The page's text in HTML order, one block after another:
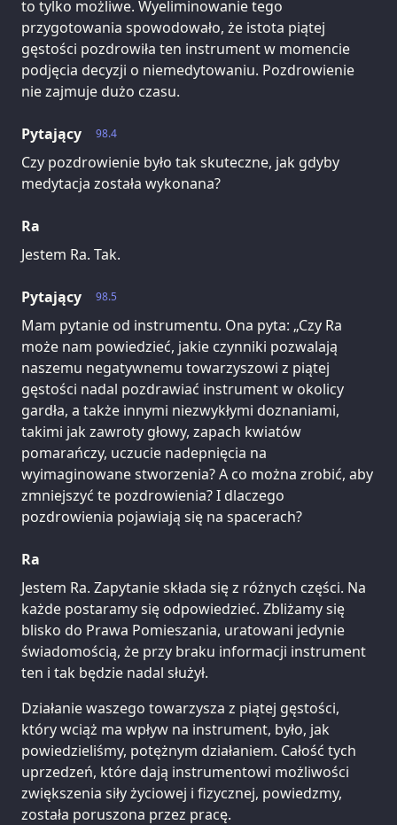
to tylko możliwe. Wyeliminowanie tego
przygotowania spowodowało, że istota piątej
gęstości pozdrowiła ten instrument w momencie
podjęcia decyzji o niemedytowaniu. Pozdrowienie
nie zajmuje dużo czasu.
98.4
Pytający
Czy pozdrowienie było tak skuteczne, jak gdyby
medytacja została wykonana?
Ra
Jestem Ra. Tak.
98.5
Pytający
Mam pytanie od instrumentu. Ona pyta: „Czy Ra
może nam powiedzieć, jakie czynniki pozwalają
naszemu negatywnemu towarzyszowi z piątej
gęstości nadal pozdrawiać instrument w okolicy
gardła, a także innymi niezwykłymi doznaniami,
takimi jak zawroty głowy, zapach kwiatów
pomarańczy, uczucie nadepnięcia na
wyimaginowane stworzenia? A co można zrobić, aby
zmniejszyć te pozdrowienia? I dlaczego
pozdrowienia pojawiają się na spacerach?
Ra
Jestem Ra. Zapytanie składa się z różnych części. Na
każde postaramy się odpowiedzieć. Zbliżamy się
blisko do Prawa Pomieszania, uratowani jedynie
świadomością, że przy braku informacji instrument
ten i tak będzie nadal służył.
Działanie waszego towarzysza z piątej gęstości,
który wciąż ma wpływ na instrument, było, jak
powiedzieliśmy, potężnym działaniem. Całość tych
uprzedzeń, które dają instrumentowi możliwości
zwiększenia siły życiowej i fizycznej, powiedzmy,
została poruszona przez pracę.